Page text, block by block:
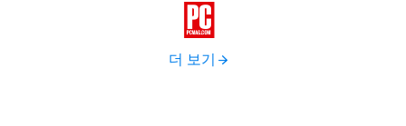

더 보기